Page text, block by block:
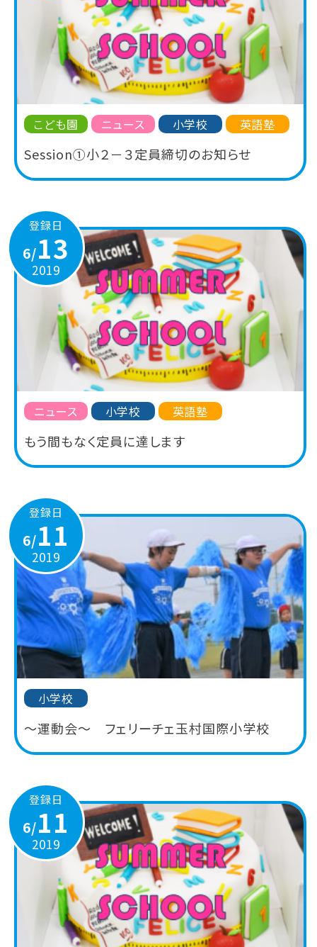
こども園 ニュース 小学校 英語塾
Session①小２－３定員締切のお知らせ
登録日
6/13
2019
ニュース 小学校 英語塾
もう間もなく定員に達します
登録日
6/11
2019
小学校
～運動会～ フェリーチェ玉村国際小学校
登録日
6/11
2019